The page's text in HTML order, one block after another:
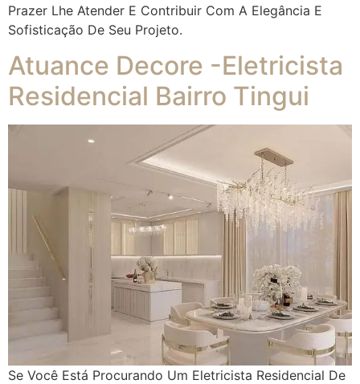
Prazer Lhe Atender E Contribuir Com A Elegância E
Sofisticação De Seu Projeto.
Atuance Decore -Eletricista
Residencial Bairro Tingui
Se Você Está Procurando Um Eletricista Residencial De